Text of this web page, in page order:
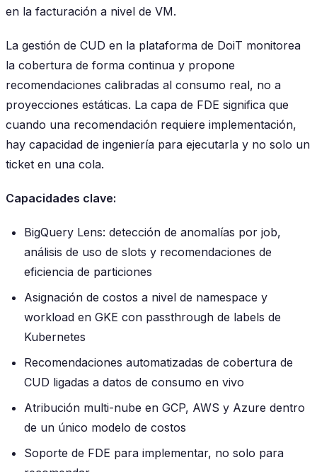
en la facturación a nivel de VM.
La gestión de CUD en la plataforma de DoiT monitorea
la cobertura de forma continua y propone
recomendaciones calibradas al consumo real, no a
proyecciones estáticas. La capa de FDE significa que
cuando una recomendación requiere implementación,
hay capacidad de ingeniería para ejecutarla y no solo un
ticket en una cola.
Capacidades clave:
BigQuery Lens: detección de anomalías por job,
análisis de uso de slots y recomendaciones de
eficiencia de particiones
Asignación de costos a nivel de namespace y
workload en GKE con passthrough de labels de
Kubernetes
Recomendaciones automatizadas de cobertura de
CUD ligadas a datos de consumo en vivo
Atribución multi-nube en GCP, AWS y Azure dentro
de un único modelo de costos
Soporte de FDE para implementar, no solo para